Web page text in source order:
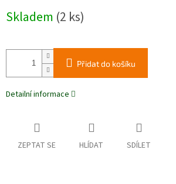
cena:
Skladem (2 ks)
Přidat do košíku
Detailní informace
ZEPTAT SE HLÍDAT SDÍLET